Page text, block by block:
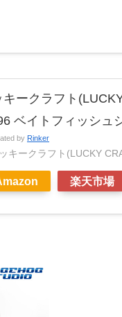
キークラフト
ベイトフィッシュ
by Rinker
キークラフト(LUCKY
楽天市場